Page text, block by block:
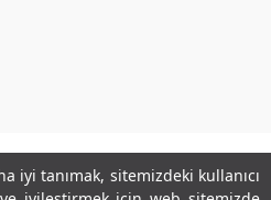
iyi tanımak, sitemizdeki kullanıcı